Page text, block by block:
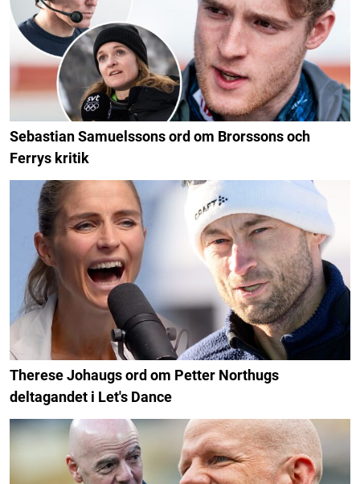
Sebastian Samuelssons ord om Brorssons och
Ferrys kritik
Therese Johaugs ord om Petter Northugs
deltagandet i Let's Dance